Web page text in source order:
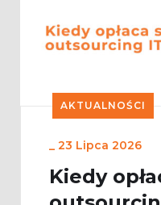
AKTUALNOŚCI
_ 23 Lipca 2026
Kiedy